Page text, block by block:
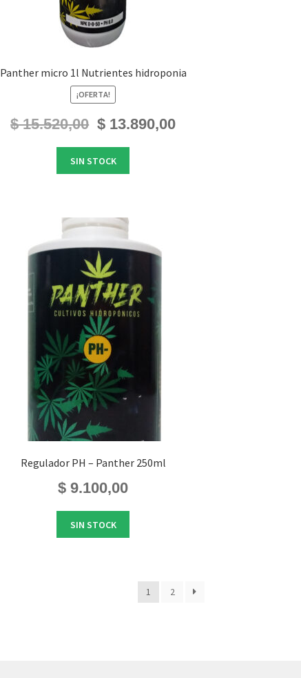
Panther micro 1l Nutrientes hidroponia
¡OFERTA!
$15.520,00
El
precio
original
era:
$13.890,00El
SIN STOCK
Regulador PH – Panther 250ml
$ 9.100,00
SIN STOCK
1 2